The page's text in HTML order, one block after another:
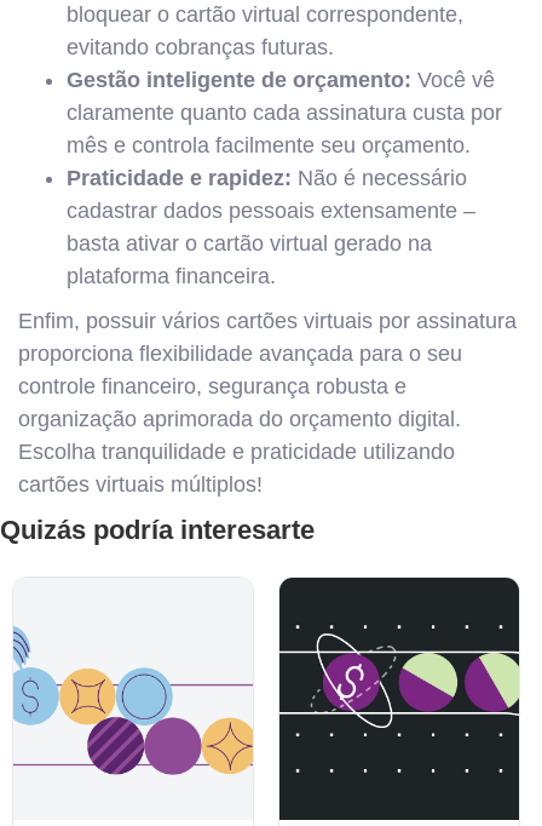
bloquear o cartão virtual correspondente,
evitando cobranças futuras.
Gestão inteligente de orçamento: Você vê
claramente quanto cada assinatura custa por
mês e controla facilmente seu orçamento.
Praticidade e rapidez: Não é necessário
cadastrar dados pessoais extensamente –
basta ativar o cartão virtual gerado na
plataforma financeira.
Enfim, possuir vários cartões virtuais por assinatura
proporciona flexibilidade avançada para o seu
controle financeiro, segurança robusta e
organização aprimorada do orçamento digital.
Escolha tranquilidade e praticidade utilizando
cartões virtuais múltiplos!
Quizás podría interesarte